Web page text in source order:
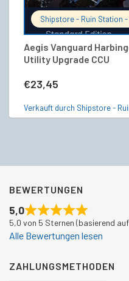
Shipstore - Ruin Station -
Aegis Vanguard
Utility Upgrade CCU
€23,45
Verkauft durch Shipstore -
BEWERTUNGEN
5,0
5,0 von 5 Sternen (basierend
Alle Bewertungen lesen
ZAHLUNGSMETHODEN